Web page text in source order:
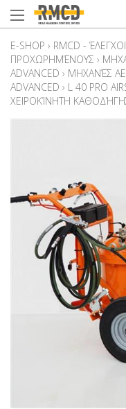
E-SHOP › RMCD - ΈΛΕΓΧΟΙ
ΠΡΟΧΩΡΗΜΈΝΟΥΣ ›
ADVANCED › ΜΗΧΑΝΈΣ
ADVANCED › L 40 PRO
ΧΕΙΡΟΚΊΝΗΤΗ